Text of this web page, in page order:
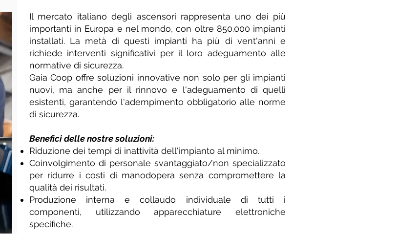
Il mercato italiano degli ascensori rappresenta uno dei più
importanti in Europa e nel mondo, con oltre 850.000 impianti
installati. La metà di questi impianti ha più di vent'anni e
richiede interventi significativi per il loro adeguamento alle
normative di sicurezza.
Gaia Coop offre soluzioni innovative non solo per gli impianti
nuovi, ma anche per il rinnovo e l'adeguamento di quelli
esistenti, garantendo l'adempimento obbligatorio alle norme
di sicurezza.
Benefici delle nostre soluzioni:
Riduzione dei tempi di inattività dell'impianto al minimo.
Coinvolgimento di personale svantaggiato/non specializzato
per ridurre i costi di manodopera senza compromettere la
qualità dei risultati.
Produzione interna e collaudo individuale di tutti i
componenti, utilizzando apparecchiature elettroniche
specifiche.